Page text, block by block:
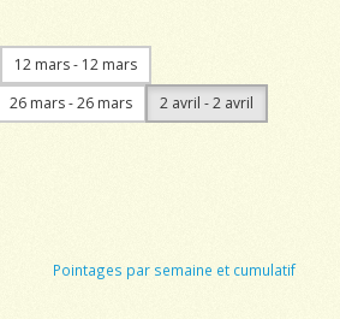
12 mars - 12 mars
26 mars - 26 mars
2 avril - 2 avril
Pointages par semaine et cumulatif